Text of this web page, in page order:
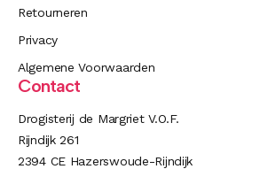
Retourneren
Privacy
Algemene Voorwaarden
Contact
Drogisterij de Margriet V.O.F.
Rijndijk 261
2394 CE Hazerswoude-Rijndijk